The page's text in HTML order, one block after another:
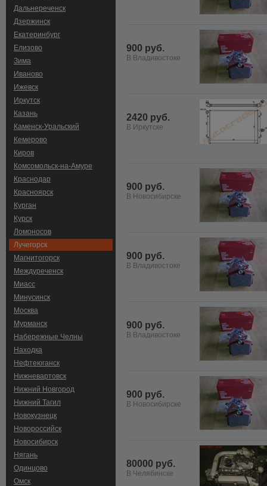
Дальнереченск
Дзержинск
Екатеринбург
Елизово
Зима
Иваново
Ижевск
Иркутск
Казань
Каменск-Уральский
Кемерово
Киров
Комсомольск-на-Амуре
Краснодар
Красноярск
Курган
Курск
Ломоносов
Лучегорск
Магнитогорск
Междуреченск
Миасс
Минусинск
Москва
Мурманск
Набережные Челны
Находка
Нефтеюганск
Нижневартовск
Нижний Новгород
Нижний Тагил
Новокузнецк
Новороссийск
Новосибирск
Нягань
Одинцово
Омск
900 руб.
В Владивостоке
2420 руб.
В Иркутске
900 руб.
В Новосибирске
900 руб.
В Владивостоке
900 руб.
В Владивостоке
900 руб.
В Новосибирске
80000 руб.
В Челябинске